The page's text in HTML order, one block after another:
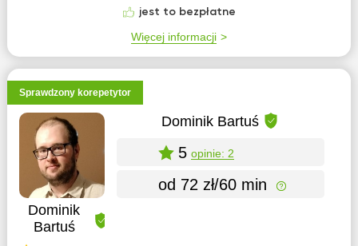
jest to bezpłatne
Więcej informacji
Sprawdzony korepetytor
Dominik
Bartuś
Dominik Bartuś
5 opinie: 2
od 72 zł/60 min